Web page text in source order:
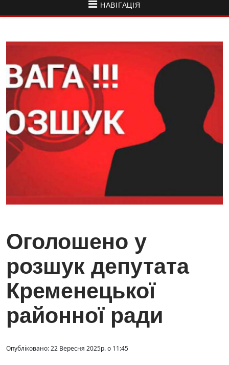
НАВІГАЦІЯ
Оголошено у
розшук депутата
Кременецької
районної ради
Опубліковано: 22 Вересня 2025р. о 11:45